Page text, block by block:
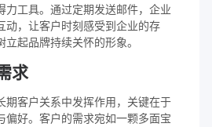
力工具。通过定期发送邮件，企业
动，让客户时刻感受到企业的存
起品牌持续关怀的形象。
求
期客户关系中发挥作用，关键在于
偏好。客户的需求宛如一颗多面宝